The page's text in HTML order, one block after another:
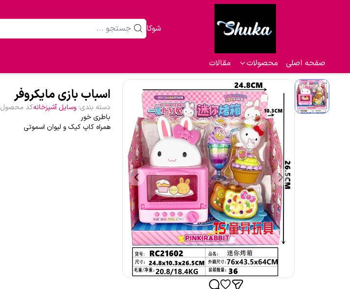
شوکا
صفحه اصلی محصولات مقالات
اسباب بازی مایکروفر
دسته بندی: وسایل آشپزخانهکد محصول
باطری خور
همراه کاپ کیک و لیوان اسموتی